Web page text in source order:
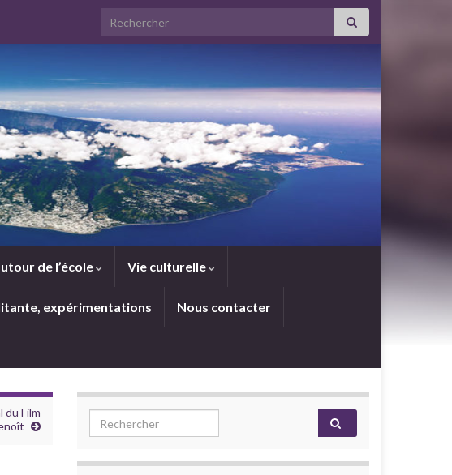
Search for:
de l’école Vie culturelle
expérimentations Nous contacter
du Film
Search for: